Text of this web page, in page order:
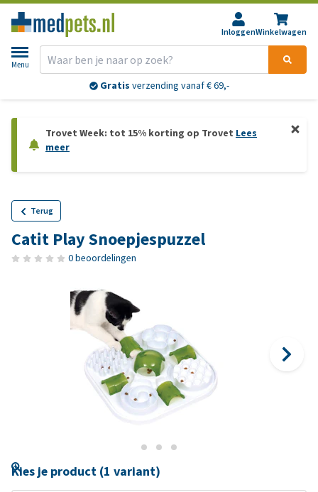
InloggenWinkelwagen
Menu
Gratis verzending vanaf € 69,-
Trovet Week: tot 15% korting op Trovet Lees
meer
Terug
Catit Play Snoepjespuzzel
0 beoordelingen
Kies je product (1 variant)